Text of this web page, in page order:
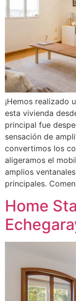
¡Hemos realizado
esta vivienda
principal fue
sensación de
convertimos los
aligeramos el
amplios
principales.
Home